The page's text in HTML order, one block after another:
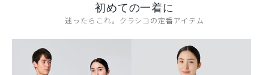
初めての一着に
迷ったらこれ。クラシコの定番アイテム